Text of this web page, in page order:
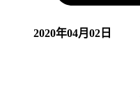
2020年04月02日